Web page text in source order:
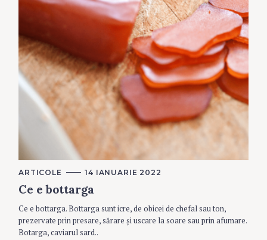
C
T
E
G
O
R
I
E
ARTICOLE 14 IANUARIE 2022
Ce e bottarga
Ce e bottarga. Bottarga sunt icre, de obicei de chefal sau ton,
prezervate prin presare, sărare și uscare la soare sau prin afumare.
Botarga, caviarul sard..